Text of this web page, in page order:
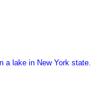
a lake in New York state.